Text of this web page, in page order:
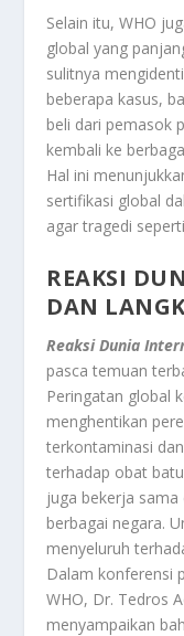
Selain itu, WHO
global yang
sulitnya
beberapa kasus,
beli dari pemasok
kembali ke
Hal ini
sertifikasi global
agar tragedi
REAKSI
DAN
Reaksi Dunia
pasca temuan
Peringatan global
menghentikan
terkontaminasi
terhadap obat
juga bekerja
berbagai negara.
menyeluruh
Dalam konferensi
WHO, Dr. Tedros
menyampaikan